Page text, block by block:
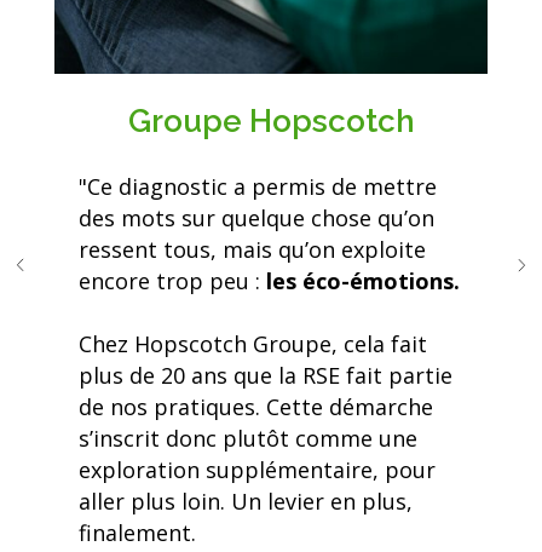
Groupe Hopscotch
"Ce diagnostic a permis de mettre
des mots sur quelque chose qu’on
ressent tous, mais qu’on exploite
encore trop peu : les éco-émotions.
Chez Hopscotch Groupe, cela fait
plus de 20 ans que la RSE fait partie
de nos pratiques. Cette démarche
s’inscrit donc plutôt comme une
exploration supplémentaire, pour
aller plus loin. Un levier en plus,
finalement.